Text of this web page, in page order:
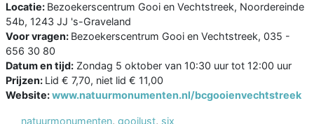
Locatie: Bezoekerscentrum Gooi en Vechtstreek, Noordereinde
54b, 1243 JJ 's-Graveland
Voor vragen: Bezoekerscentrum Gooi en Vechtstreek, 035 -
656 30 80
Datum en tijd: Zondag 5 oktober van 10:30 uur tot 12:00 uur
Prijzen: Lid € 7,70, niet lid € 11,00
Website:www.natuurmonumenten.nl/bcgooienvechtstreek
natuurmonumenten, gooilust, six